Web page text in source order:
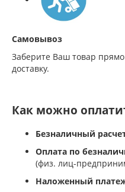
Самовывоз
Заберите Ваш товар
доставку.
Как можно
Безналичный
Оплата по
(физ. лиц-
Наложенный